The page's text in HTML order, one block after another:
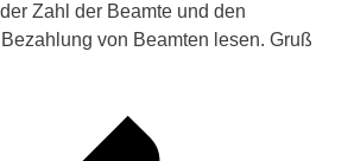
Zahl der Beamte und den
von Beamten lesen. Gruß